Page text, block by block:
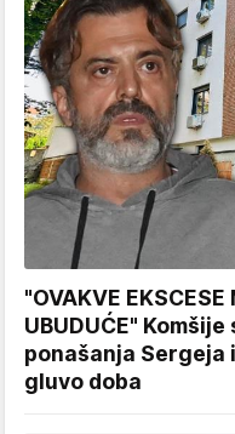
"OVAKVE EKSCESE
UBUDUĆE"
ponašanja Sergeja
gluvo doba